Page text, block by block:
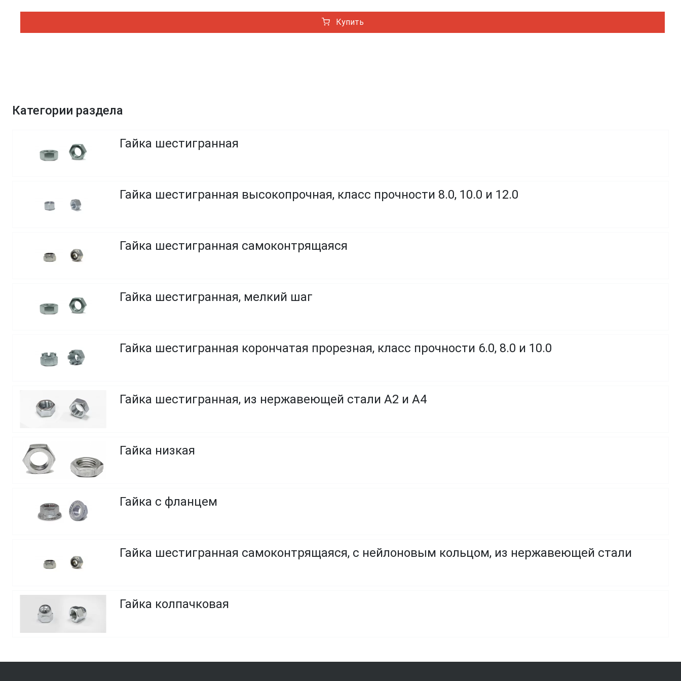
Купить
Категории раздела
Гайка шестигранная
Гайка шестигранная высокопрочная, класс прочности 8.0, 10.0 и 12.0
Гайка шестигранная самоконтрящаяся
Гайка шестигранная, мелкий шаг
Гайка шестигранная корончатая прорезная, класс прочности 6.0, 8.0 и 10.0
Гайка шестигранная, из нержавеющей стали A2 и A4
Гайка низкая
Гайка с фланцем
Гайка шестигранная самоконтрящаяся, с нейлоновым кольцом, из нержавеющей стали
Гайка колпачковая